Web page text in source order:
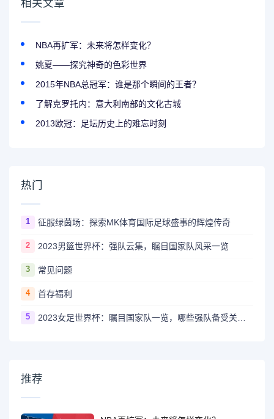
相关文章
NBA再扩军：未来将怎样变化？
姚夏——探究神奇的色彩世界
2015年NBA总冠军：谁是那个瞬间的王者？
了解克罗托内：意大利南部的文化古城
2013欧冠：足坛历史上的难忘时刻
热门
1 征服绿茵场：探索MK体育国际足球盛事的辉煌传奇
2 2023男篮世界杯：强队云集，瞩目国家队风采一览
3 常见问题
4 首存福利
5 2023女足世界杯：瞩目国家队一览，哪些强队备受关注？
推荐